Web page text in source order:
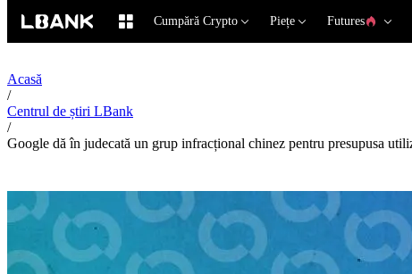
Cumpără Crypto Piețe Futures
Acasă
/
Centrul de știri LBank
/
Google dă în judecată un grup infracțional chinez pentru presupusa